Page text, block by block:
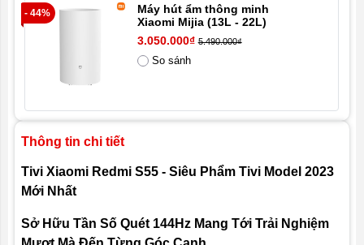
- 44%
Máy hút ẩm thông minh
Xiaomi Mijia (13L - 22L)
3.050.000₫ 5.490.000₫
So sánh
Thông tin chi tiết
Tivi Xiaomi Redmi S55 - Siêu Phẩm Tivi Model 2023
Mới Nhất
Sở Hữu Tần Số Quét 144Hz Mang Tới Trải Nghiệm